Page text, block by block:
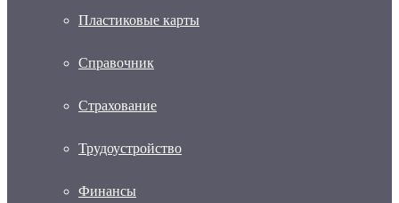
Пластиковые карты
Справочник
Страхование
Трудоустройство
Финансы